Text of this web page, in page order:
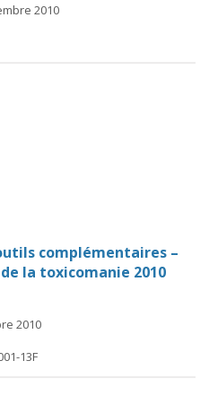
2010
complémentaires –
la toxicomanie 2010
2010
13F